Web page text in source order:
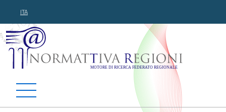
ITA
Normattiva Regioni -